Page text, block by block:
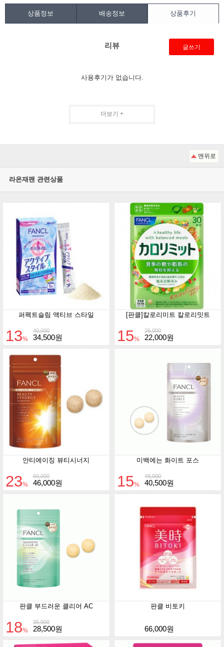
상품정보 배송정보 상품후기
리뷰 글쓰기
사용후기가 없습니다.
더보기 +
맨위로
라온재팬 관련상품
퍼펙트슬림 액티브 스타일
40,000
13% 34,500원
[판클]칼로리미트 칼로리밋트
26,000
15% 22,000원
안티에이징 뷰티시너지
60,000
23% 46,000원
미백에는 화이트 포스
48,000
15% 40,500원
판클 부드러운 클리어 AC
35,000
18% 28,500원
판클 비토키
66,000원